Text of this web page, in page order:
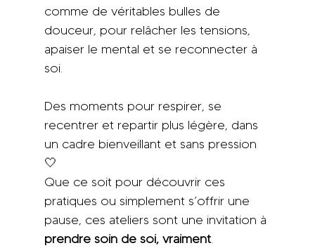
comme de véritables bulles de
douceur, pour relâcher les tensions,
apaiser le mental et se reconnecter à
soi.
Des moments pour respirer, se
recentrer et repartir plus légère, dans
un cadre bienveillant et sans pression
🤍
Que ce soit pour découvrir ces
pratiques ou simplement s’offrir une
pause, ces ateliers sont une invitation à
prendre soin de soi, vraiment.